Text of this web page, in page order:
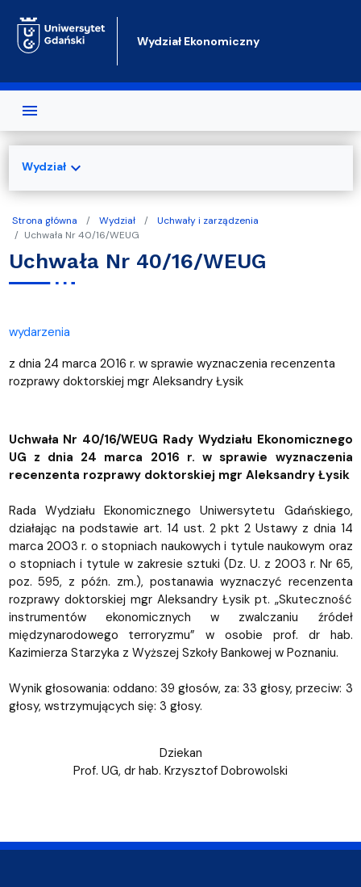
Wydział Ekonomiczny
Strona główna Wydział
Uchwały i zarządzenia
Uchwała Nr 40/16/WEUG
Uchwała Nr 40/16/WEUG
wydarzenia
z dnia 24 marca 2016 r. w sprawie wyznaczenia recenzenta
rozprawy doktorskiej mgr Aleksandry Łysik
Uchwała Nr 40/16/WEUG Rady Wydziału Ekonomicznego
UG z dnia 24 marca 2016 r. w sprawie wyznaczenia
recenzenta rozprawy doktorskiej mgr Aleksandry Łysik
Rada Wydziału Ekonomicznego Uniwersytetu Gdańskiego,
działając na podstawie art. 14 ust. 2 pkt 2 Ustawy z dnia 14
marca 2003 r. o stopniach naukowych i tytule naukowym oraz
o stopniach i tytule w zakresie sztuki (Dz. U. z 2003 r. Nr 65,
poz. 595, z późn. zm.), postanawia wyznaczyć recenzenta
rozprawy doktorskiej mgr Aleksandry Łysik pt. „Skuteczność
instrumentów ekonomicznych w zwalczaniu źródeł
międzynarodowego terroryzmu” w osobie prof. dr hab.
Kazimierza Starzyka z Wyższej Szkoły Bankowej w Poznaniu.
Wynik głosowania: oddano: 39 głosów, za: 33 głosy, przeciw: 3
głosy, wstrzymujących się: 3 głosy.
Dziekan
Prof. UG, dr hab. Krzysztof Dobrowolski
Wydziałexpand_more